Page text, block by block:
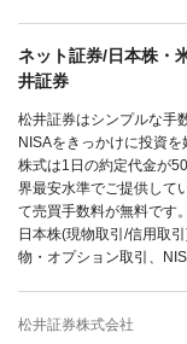
ネット証券/日本株・
井証券
松井証券はシンプルな手
NISAをきっかけに投資を
株式は1日の約定代金が
界最安水準でご提供して
て売買手数料が無料です。
日本株(現物取引/信用取
物・オプション取引、
松井証券株式会社